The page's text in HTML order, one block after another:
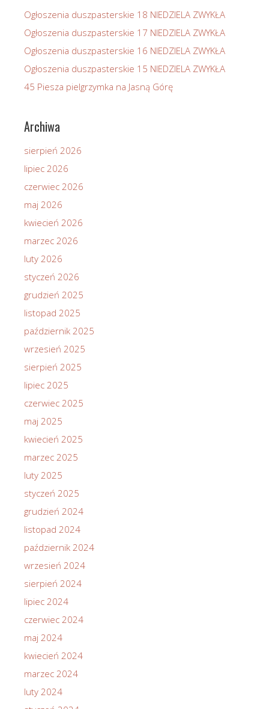
Ogłoszenia duszpasterskie 18 NIEDZIELA ZWYKŁA
Ogłoszenia duszpasterskie 17 NIEDZIELA ZWYKŁA
Ogłoszenia duszpasterskie 16 NIEDZIELA ZWYKŁA
Ogłoszenia duszpasterskie 15 NIEDZIELA ZWYKŁA
45 Piesza pielgrzymka na Jasną Górę
Archiwa
sierpień 2026
lipiec 2026
czerwiec 2026
maj 2026
kwiecień 2026
marzec 2026
luty 2026
styczeń 2026
grudzień 2025
listopad 2025
październik 2025
wrzesień 2025
sierpień 2025
lipiec 2025
czerwiec 2025
maj 2025
kwiecień 2025
marzec 2025
luty 2025
styczeń 2025
grudzień 2024
listopad 2024
październik 2024
wrzesień 2024
sierpień 2024
lipiec 2024
czerwiec 2024
maj 2024
kwiecień 2024
marzec 2024
luty 2024